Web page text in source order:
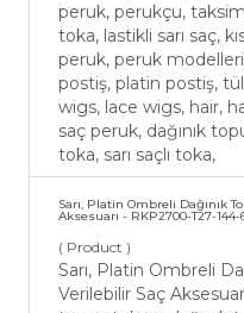
peruk, perukçu,
toka, lastikli sarı saç,
peruk, peruk
postiş, platin postiş,
wigs, lace wigs, hair,
saç peruk, dağınık
toka, sarı saçlı toka,
Sarı, Platin Ombreli Dağınık
Aksesuarı - RKP2700-T27-144-
( Product )
Sarı, Platin Ombreli
Verilebilir Saç